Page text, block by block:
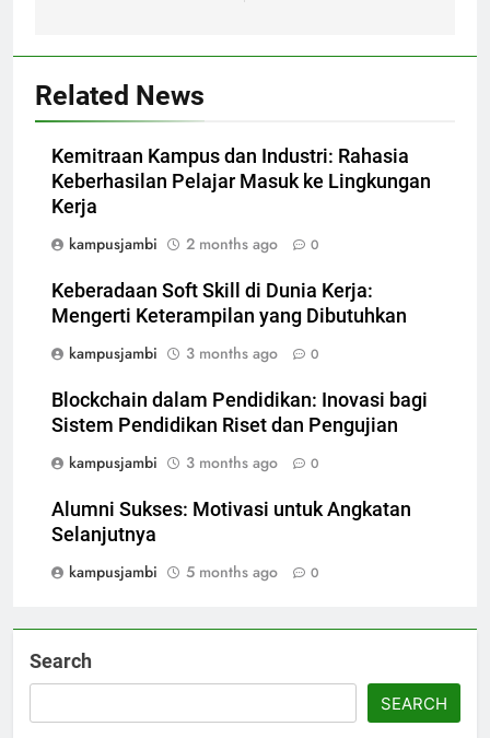
Related News
Kemitraan Kampus dan Industri: Rahasia
Keberhasilan Pelajar Masuk ke Lingkungan
Kerja
kampusjambi
2 months ago 0
Keberadaan Soft Skill di Dunia Kerja:
Mengerti Keterampilan yang Dibutuhkan
kampusjambi
3 months ago 0
Blockchain dalam Pendidikan: Inovasi bagi
Sistem Pendidikan Riset dan Pengujian
kampusjambi
3 months ago 0
Alumni Sukses: Motivasi untuk Angkatan
Selanjutnya
kampusjambi
5 months ago 0
Search
SEARCH